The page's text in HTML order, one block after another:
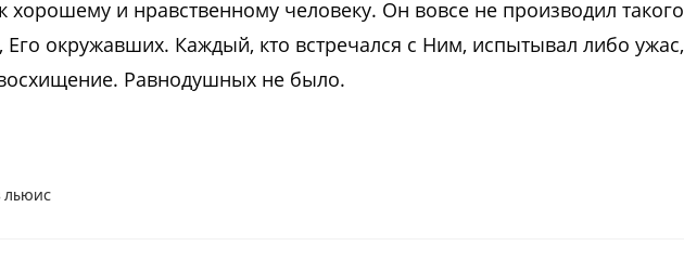
хорошему и нравственному человеку. Он вовсе не производил такого
Его окружавших. Каждый, кто встречался с Ним, испытывал либо ужас,
Равнодушных не было.
ЛЬЮИС